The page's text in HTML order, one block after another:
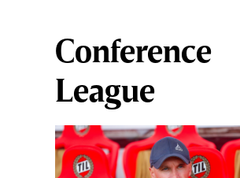
Conference
League